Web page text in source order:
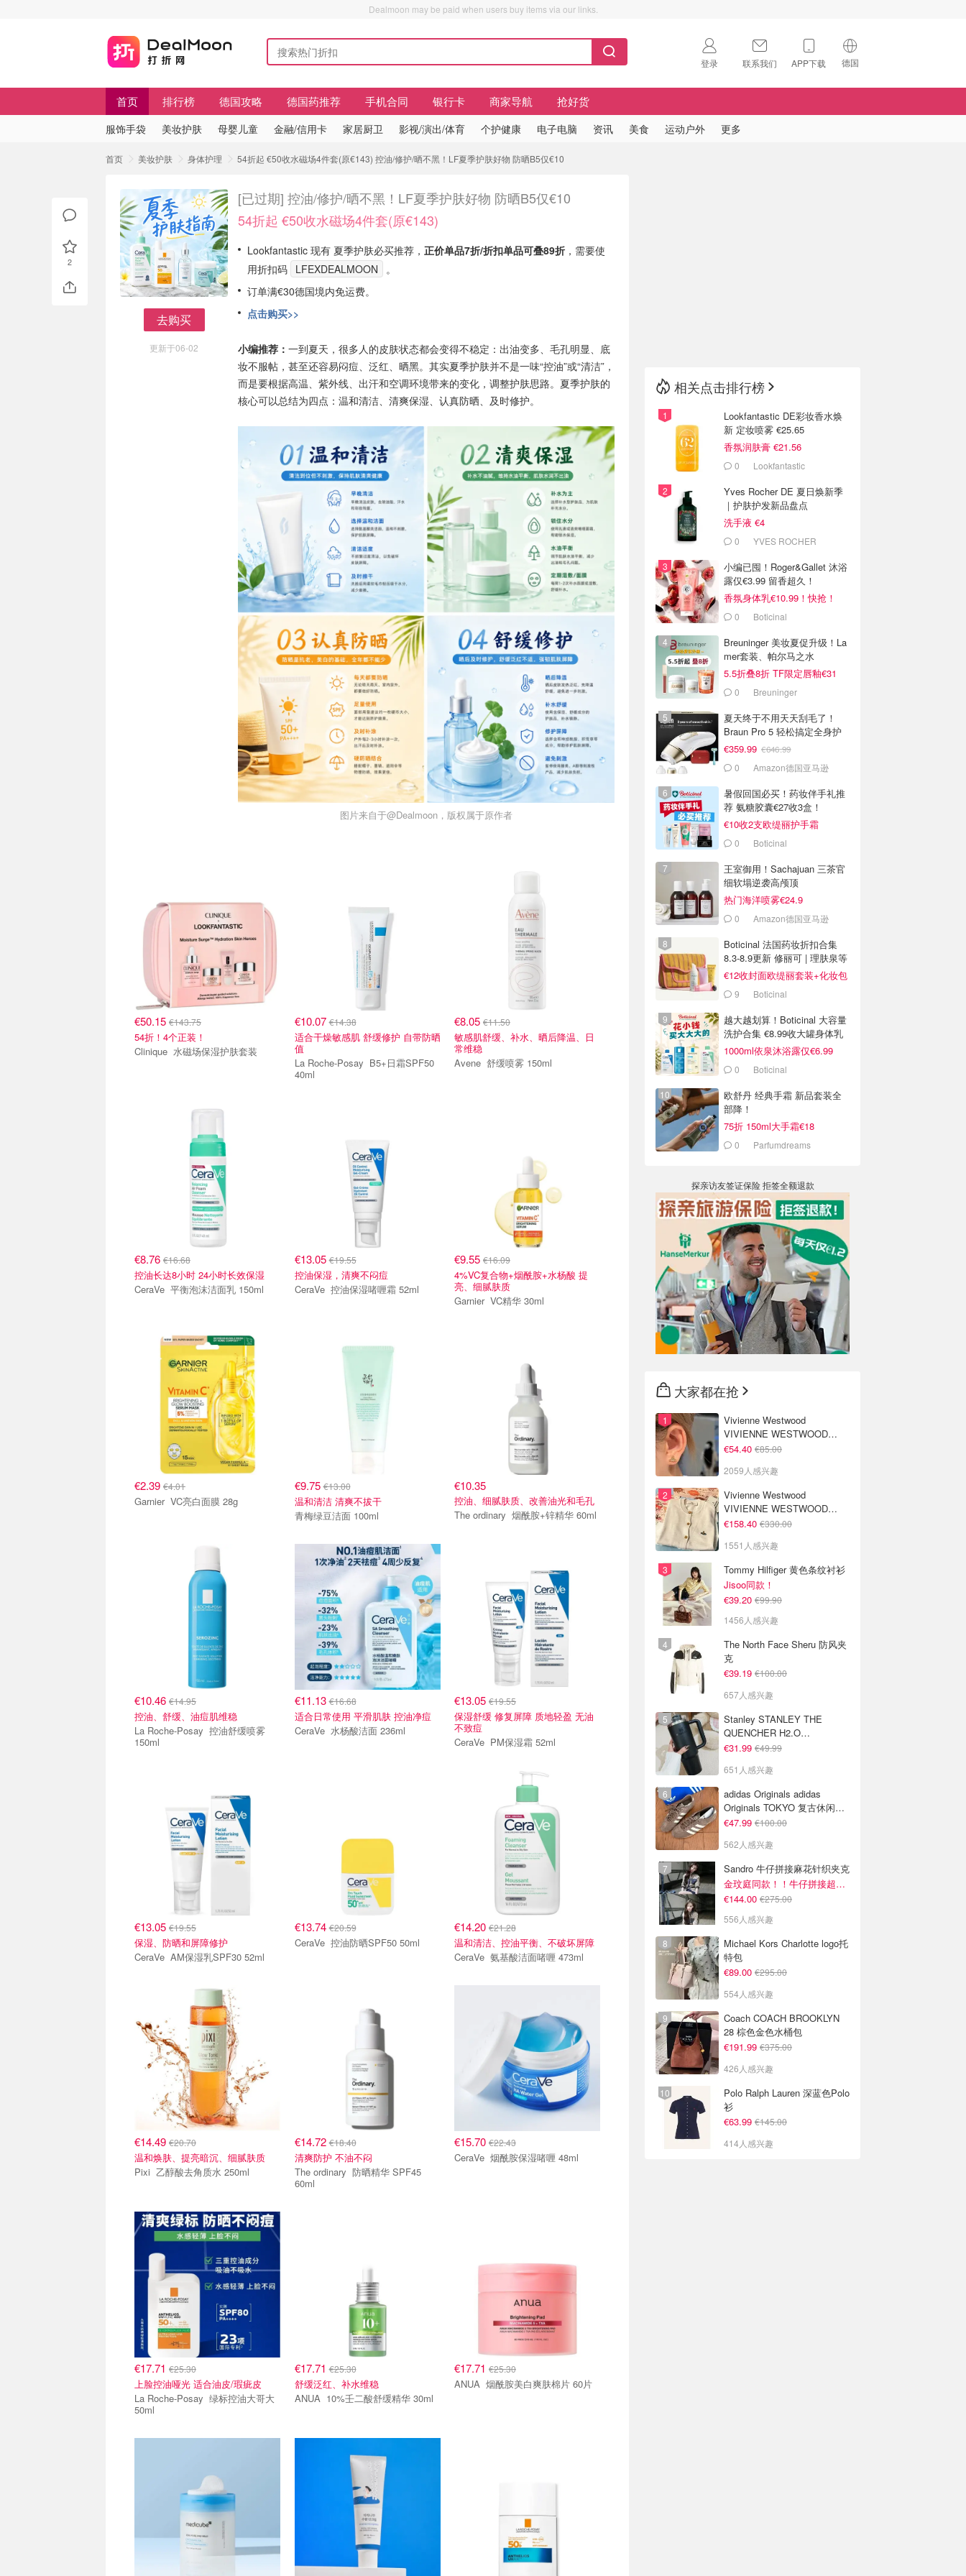
Dealmoon may be paid when users buy items via our links.
登录 联系我们 APP下载 德国
🇺🇸
首页 排行榜 德国攻略 德国药推荐 手机合同 银行卡 商家导航 抢好货
服饰手袋 美妆护肤 母婴儿童 金融/信用卡 家居厨卫 影视/演出/体育 个护健康 电子电脑 资讯 美食 运动户外 更多
首页 美妆护肤 身体护理 54折起 €50收水磁场4件套(原€143) 控油/修护/晒不黑！LF夏季护肤好物 防晒B5仅€10
去购买
更新于06-02
[已过期] 控油/修护/晒不黑！LF夏季护肤好物 防晒B5仅€10
54折起 €50收水磁场4件套(原€143)
Lookfantastic 现有 夏季护肤必买推荐， 正价单品7折/折扣单品可叠89折 ，需要使
用折扣码 LFEXDEALMOON
。
订单满€30德国境内免运费。
点击购买>>
小编推荐： 一到夏天，很多人的皮肤状态都会变得不稳定：出油变多、毛孔明显、底
妆不服帖，甚至还容易闷痘、泛红、晒黑。其实夏季护肤并不是一味“控油”或“清洁”，
而是要根据高温、紫外线、出汗和空调环境带来的变化，调整护肤思路。夏季护肤的
核心可以总结为四点：温和清洁、清爽保湿、认真防晒、及时修护。
图片来自于@Dealmoon，版权属于原作者
€50.15 €143.75
54折！4个正装！
Clinique 水磁场保湿护肤套装
€10.07€14.38
适合干燥敏感肌 舒缓修护 自带防晒
值
La Roche-Posay B5+日霜SPF50
40ml
€8.05 €11.50
敏感肌舒缓、补水、晒后降温、日
常维稳
Avene 舒缓喷雾 150ml
€8.76 €16.68
控油长达8小时 24小时长效保湿
CeraVe 平衡泡沫洁面乳 150ml
€13.05€19.55
控油保湿，清爽不闷痘
CeraVe 控油保湿啫喱霜 52ml
€9.55 €16.09
4%VC复合物+烟酰胺+水杨酸 提
亮、细腻肤质
Garnier VC精华 30ml
€2.39 €4.01
Garnier VC亮白面膜 28g
€9.75€13.00
温和清洁 清爽不拔干
青梅绿豆洁面 100ml
€10.35
控油、细腻肤质、改善油光和毛孔
The ordinary 烟酰胺+锌精华 60ml
€10.46 €14.95
控油、舒缓、油痘肌维稳
La Roche-Posay 控油舒缓喷雾
150ml
€11.13€16.68
适合日常使用 平滑肌肤 控油净痘
CeraVe 水杨酸洁面 236ml
€13.05 €19.55
保湿舒缓 修复屏障 质地轻盈 无油
不致痘
CeraVe PM保湿霜 52ml
€13.05 €19.55
保湿、防晒和屏障修护
CeraVe AM保湿乳SPF30 52ml
€13.74€20.59
CeraVe 控油防晒SPF50 50ml
€14.20 €21.28
温和清洁、控油平衡、不破坏屏障
CeraVe 氨基酸洁面啫喱 473ml
€14.49 €20.70
温和焕肤、提亮暗沉、细腻肤质
Pixi 乙醇酸去角质水 250ml
€14.72€18.40
清爽防护 不油不闷
The ordinary 防晒精华 SPF45
60ml
€15.70 €22.43
CeraVe 烟酰胺保湿啫喱 48ml
€17.71 €25.30
上脸控油哑光 适合油皮/瑕疵皮
La Roche-Posay 绿标控油大哥大
50ml
€17.71€25.30
舒缓泛红、补水维稳
ANUA 10%壬二酸舒缓精华 30ml
€17.71 €25.30
ANUA 烟酰胺美白爽肤棉片 60片
2
相关点击排行榜
Lookfantastic DE彩妆香水焕
新 定妆喷雾 €25.65
香氛润肤膏 €21.56
0 Lookfantastic
Yves Rocher DE 夏日焕新季
｜护肤护发新品盘点
洗手液 €4
0 YVES ROCHER
小编已囤！Roger&Gallet 沐浴
露仅€3.99 留香超久！
香氛身体乳€10.99！快抢！
0 Boticinal
Breuninger 美妆夏促升级！La
mer套装、帕尔马之水
5.5折叠8折 TF限定唇釉€31
0 Breuninger
夏天终于不用天天刮毛了！
Braun Pro 5 轻松搞定全身护
理
€359.99 €646.99
0 Amazon德国亚马逊
暑假回国必买！药妆伴手礼推
荐 氨糖胶囊€27收3盒！
€10收2支欧缇丽护手霜
0 Boticinal
王室御用！Sachajuan 三茶官
细软塌逆袭高颅顶
热门海洋喷雾€24.9
0 Amazon德国亚马逊
Boticinal 法国药妆折扣合集
8.3-8.9更新 修丽可 | 理肤泉等
€12收封面欧缇丽套装+化妆包
9 Boticinal
越大越划算！Boticinal 大容量
洗护合集 €8.99收大罐身体乳
1000ml依泉沐浴露仅€6.99
0 Boticinal
欧舒丹 经典手霜 新品套装全
部降！
75折 150ml大手霜€18
0 Parfumdreams
探亲访友签证保险 拒签全额退款
大家都在抢
Vivienne Westwood
VIVIENNE WESTWOOD
Nano Solitaire 耳环
€54.40 €85.00
2059人感兴趣
Vivienne Westwood
VIVIENNE WESTWOOD
'Bea' 短款开衫
€158.40 €330.00
1551人感兴趣
Tommy Hilfiger 黄色条纹衬衫
Jisoo同款！
€39.20 €99.90
1456人感兴趣
The North Face Sheru 防风夹
克
€39.19 €100.00
657人感兴趣
Stanley STANLEY THE
QUENCHER H2.O
FLOWSTATE 保温杯 1.18L 黑
€31.99 €49.99
651人感兴趣
adidas Originals adidas
Originals TOKYO 复古休闲鞋
深棕色
€47.99 €100.00
562人感兴趣
Sandro 牛仔拼接麻花针织夹克
金玟庭同款！！牛仔拼接超有层次感
€144.00 €275.00
556人感兴趣
Michael Kors Charlotte logo托
特包
€89.00 €295.00
554人感兴趣
Coach COACH BROOKLYN
28 棕色金色水桶包
€191.99 €375.00
426人感兴趣
Polo Ralph Lauren 深蓝色Polo
衫
€63.99 €145.00
414人感兴趣